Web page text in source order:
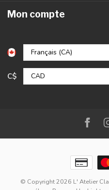
Mon compte
C$
© Copyright 2026 L' Atelier